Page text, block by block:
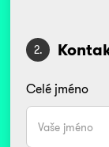
2.
Celé jméno